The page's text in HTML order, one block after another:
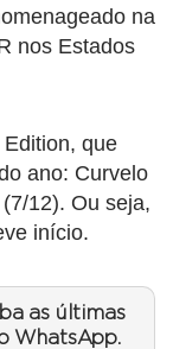
na
nos Estados
que
ano: Curvelo
12). Ou seja,
início.
as últimas
WhatsApp.